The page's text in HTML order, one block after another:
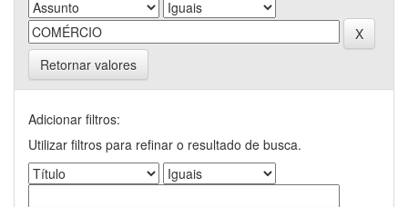
Retornar valores
Adicionar filtros:
Utilizar filtros para refinar o resultado de busca.